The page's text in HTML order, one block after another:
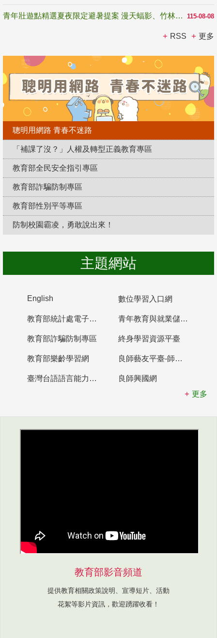
115-08-08
青年壯遊點精選夏夜限定避暑提案 漫天蝠影、竹林尋蛙、茶香夜觀 邀青年暮色出發
RSS 更多
聰明用網路 青春不迷路
「補課了沒？」人權及轉型正義教育專區
教育部全民安全指引專區
教育部詐騙防制專區
教育部性別平等專區
防制校園霸凌，勇敢說出來！
主題網站
English 數位學習入口網
教育部統計處電子書櫃 青年教育與就業儲蓄帳戶
教育部詐騙防制專區 終身學習資源平臺
教育部樂齡學習網 良師藝友平臺-師資培育整合平臺
臺灣台語語言能力認證網站
良師興國網
更多
教育部影音頻道
提供教育相關政策說明、宣導短片、活動
花絮等影片資訊，歡迎踴躍收看！